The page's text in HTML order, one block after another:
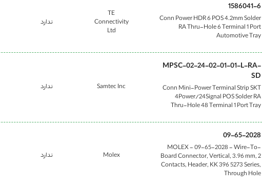
1586041-6
Conn Power HDR 6 POS 4.2mm Solder
RA Thru-Hole 6 Terminal 1 Port
Automotive Tray
TE
Connectivity
Ltd
ندارد
MPSC-02-24-02-01-01-L-RA-
SD
Conn Mini-Power Terminal Strip SKT
4Power/24Signal POS Solder RA
Thru-Hole 48 Terminal 1 Port Tray
Samtec Inc ندارد
09-65-2028
MOLEX - 09-65-2028 - Wire-To-
Board Connector, Vertical, 3.96 mm, 2
Contacts, Header, KK 396 5273 Series,
Through Hole
Molex ندارد